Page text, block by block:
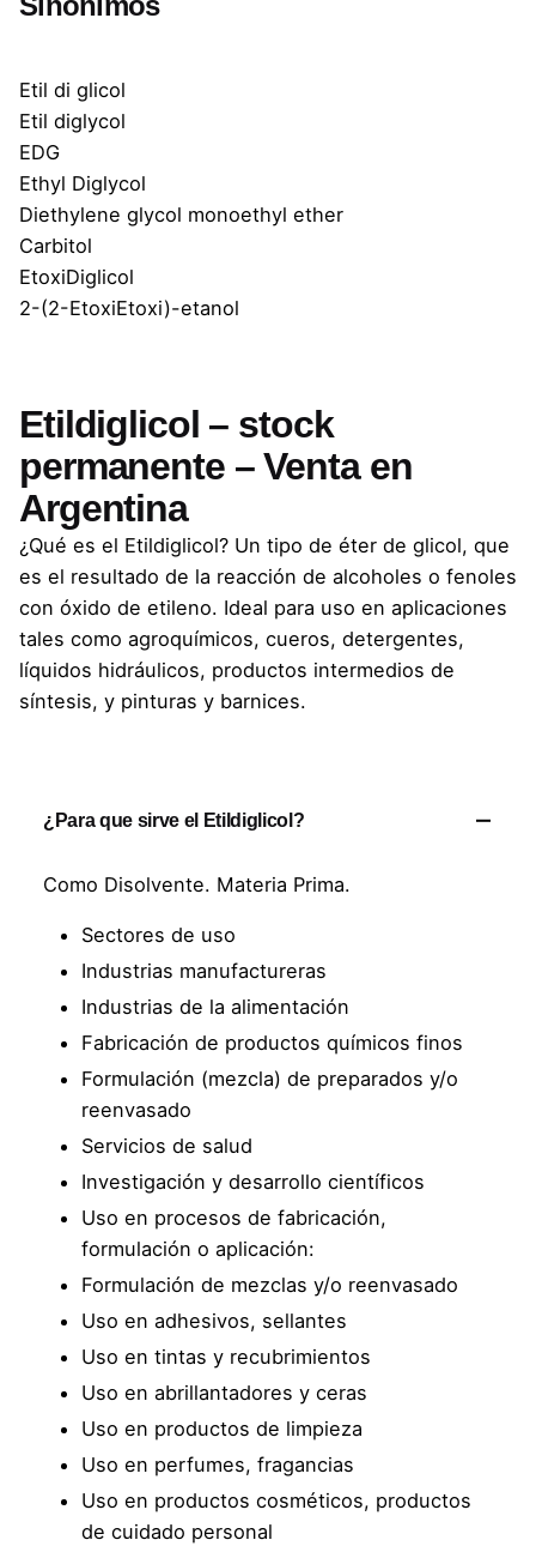
Etil di glicol
Etil diglycol
EDG
Ethyl Diglycol
Diethylene glycol monoethyl ether
Carbitol
EtoxiDiglicol
2-(2-EtoxiEtoxi)-etanol
Etildiglicol – stock
permanente – Venta en
Argentina
¿Qué es el Etildiglicol? Un tipo de éter de glicol, que
es el resultado de la reacción de alcoholes o fenoles
con óxido de etileno. Ideal para uso en aplicaciones
tales como agroquímicos, cueros, detergentes,
líquidos hidráulicos, productos intermedios de
síntesis, y pinturas y barnices.
¿Para que sirve el Etildiglicol?
Como Disolvente. Materia Prima.
Sectores de uso
Industrias manufactureras
Industrias de la alimentación
Fabricación de productos químicos finos
Formulación (mezcla) de preparados y/o
reenvasado
Servicios de salud
Investigación y desarrollo científicos
Uso en procesos de fabricación,
formulación o aplicación:
Formulación de mezclas y/o reenvasado
Uso en adhesivos, sellantes
Uso en tintas y recubrimientos
Uso en abrillantadores y ceras
Uso en productos de limpieza
Uso en perfumes, fragancias
Uso en productos cosméticos, productos
de cuidado personal